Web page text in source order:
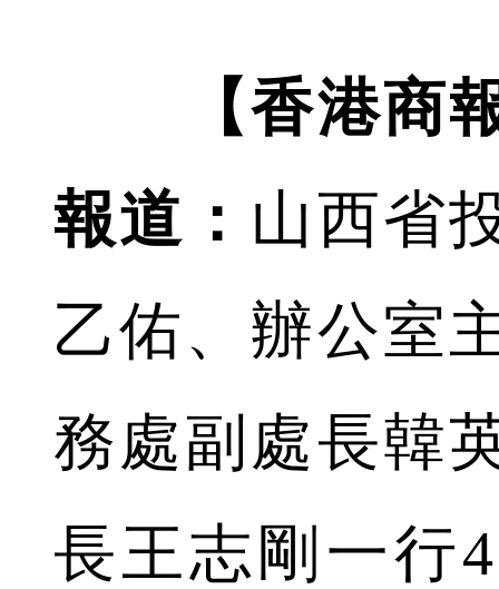
【香港商
報道： 山西省
乙佑、辦公室
務處副處長韓
長王志剛一行